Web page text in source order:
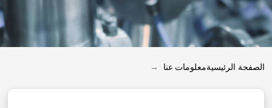
الصفحة الرئيسيةمعلومات عنا